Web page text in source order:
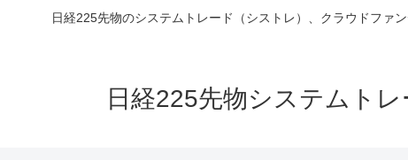
日経225先物のシステムトレード（シストレ）、クラウドファ
日経225先物システムト